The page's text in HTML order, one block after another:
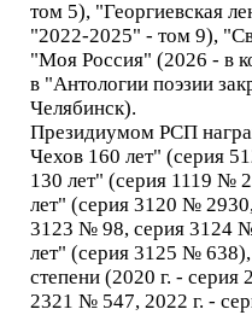
том 5), "Георгиевская
"2022-2025" - том 9),
"Моя Россия" (2026 - в
в "Антологии поэзии
Челябинск).
Президиумом РСП
Чехов 160 лет" (серия
130 лет" (серия 1119 №
лет" (серия 3120 №
3123 № 98, серия 3124
лет" (серия 3125 №
степени (2020 г. -
2321 № 547, 2022 г. -